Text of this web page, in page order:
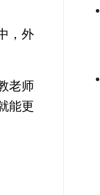
，外
老师
能更